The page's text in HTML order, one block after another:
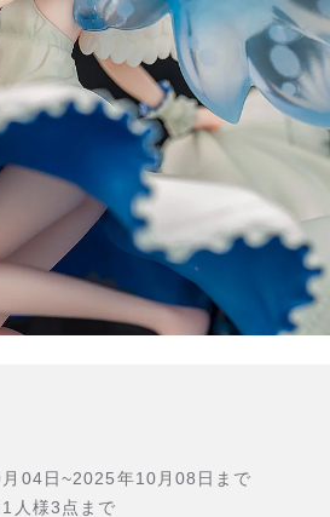
04日~2025年10月08日まで
人様3点まで